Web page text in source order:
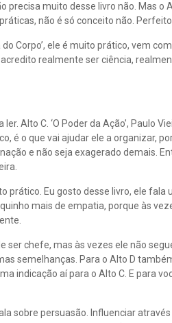
muito desse livro não. Mas o
não é só conceito não.
Corpo’, ele é muito prático, vem
realmente ser ciência,
Alto C. ‘O Poder da Ação’, Paulo
é o que vai ajudar ele a organizar,
e não seja exagerado demais.
prático. Eu gosto desse livro, ele fala
mais de empatia, porque às
ser chefe, mas às vezes ele não
semelhanças. Para o Alto D
indicação aí para o Alto C. E para
sobre persuasão. Influenciar